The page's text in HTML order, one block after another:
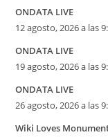
ONDATA LIVE
12 agosto, 2026 a las
ONDATA LIVE
19 agosto, 2026 a las
ONDATA LIVE
26 agosto, 2026 a las
Wiki Loves